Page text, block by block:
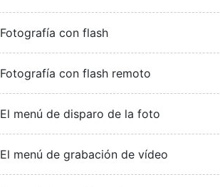
Fotografía con flash
Fotografía con flash remoto
El menú de disparo de la foto
El menú de grabación de vídeo